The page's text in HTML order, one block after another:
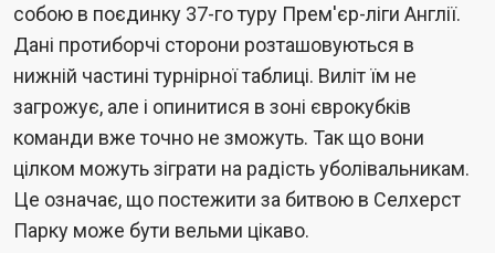
собою в поєдинку 37-го туру Прем'єр-ліги Англії.
Дані протиборчі сторони розташовуються в
нижній частині турнірної таблиці. Виліт їм не
загрожує, але і опинитися в зоні єврокубків
команди вже точно не зможуть. Так що вони
цілком можуть зіграти на радість уболівальникам.
Це означає, що постежити за битвою в Селхерст
Парку може бути вельми цікаво.